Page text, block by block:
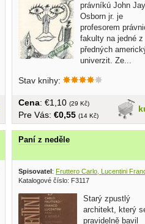
právníkú John Jay
Osborn jr. je
profesorem
fakulty na jedné z
předných
univerzit. Ze...
Stav knihy:
Cena: €1,10 (29 Kč)
Pre Vás: €0,55 (14 Kč)
J. Elstner 1943
Paní z neděle
Spisovatel: Fruttero Carlo, Lucentini
Katalogové číslo: F3117
Starý zpustlý
architekt, který
pravidelně bavil